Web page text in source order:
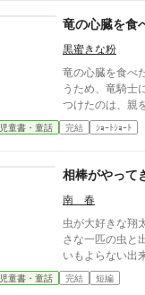
や一冊のノート
ド』を見つける
できなかった想
旧放送室から屋
た設備が独立し
真空管アンプに
の本音や寂しさ
らの手紙だった
ラジオ』は本格
えなかった想い
胸の奥の感情が
ま手紙を「宛名
うようなレコー
竜の心臓を食
黒蜜きな粉
竜の心臓を食べ
うため、竜騎士
つけたのは、親
て、リオは家族
選択を迫られる ※こちらのお話は「第1回児童書大
投票をよろしく
児童書・童話 完結 ｼｮｰﾄｼｮｰﾄ
相棒がやって
南 春
虫が大好きな翔
さな一匹の虫と
いもよらない出
な母・春も巻き
っていく。笑っ
児童書・童話 完結 短編